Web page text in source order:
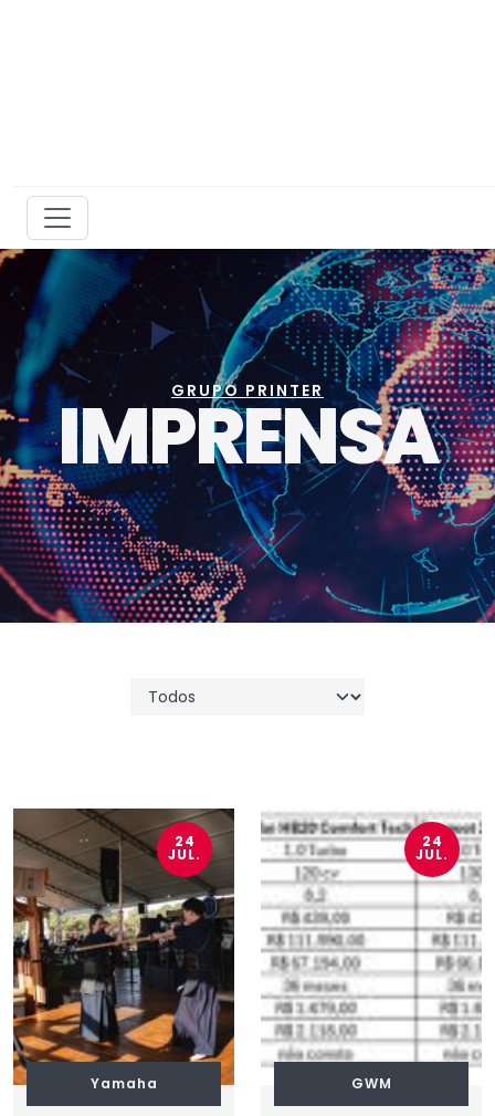
GRUPO PRINTER
IMPRENSA
24
JUL.
Yamaha
24
JUL.
GWM